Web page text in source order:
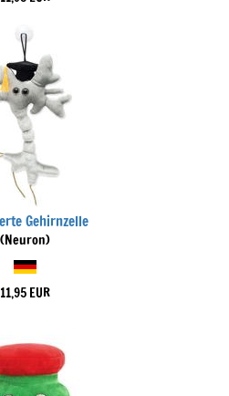
Gehirnzelle
(Neuron)
11,95 EUR